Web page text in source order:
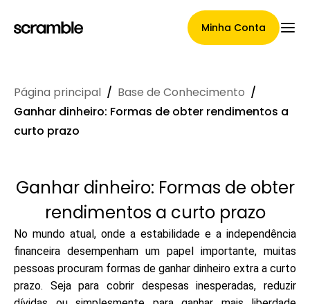
Minha Conta
Página Principal
Termos de cessão de
reclamações
Galeria de Marcas
Página principal / Base de Conhecimento /
Ganhar dinheiro: Formas de obter rendimentos a
curto prazo
Ganhar dinheiro: Formas de obter
rendimentos a curto prazo
No mundo atual, onde a estabilidade e a independência
financeira desempenham um papel importante, muitas
pessoas procuram formas de ganhar dinheiro extra a curto
prazo. Seja para cobrir despesas inesperadas, reduzir